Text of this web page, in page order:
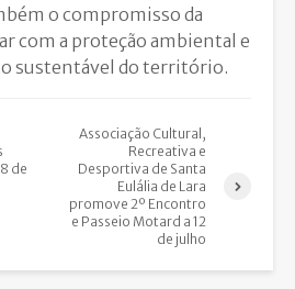
o compromisso da
com a proteção ambiental e
sustentável do território.
de
Associação Cultural,
Recreativa e
Desportiva de Santa
Eulália de Lara
promove 2º Encontro
e Passeio Motard a 12
de julho